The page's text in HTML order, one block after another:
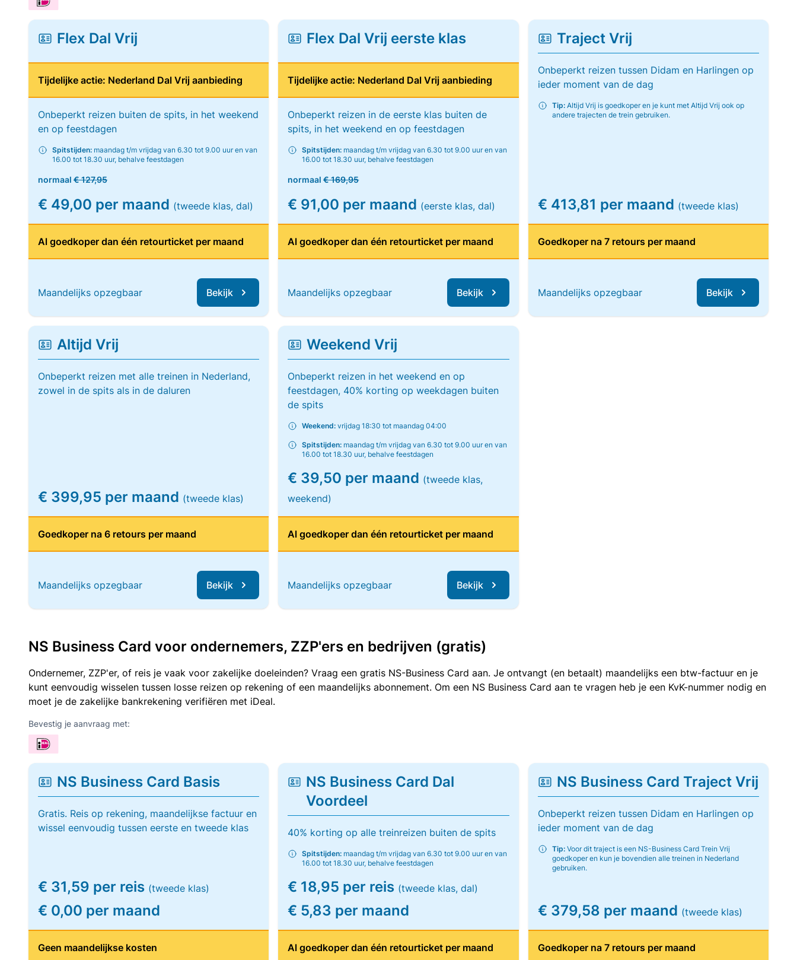
Flex Dal Vrij
Tijdelijke actie: Nederland Dal Vrij aanbieding
Onbeperkt reizen buiten de spits, in het weekend
en op feestdagen
Spitstijden: maandag t/m vrijdag van 6.30 tot 9.00 uur en van
16.00 tot 18.30 uur, behalve feestdagen
normaal € 127,95
€ 49,00 per maand (tweede klas, dal)
Al goedkoper dan één retourticket per maand
Maandelijks opzegbaar Bekijk
Flex Dal Vrij eerste klas
Tijdelijke actie: Nederland Dal Vrij aanbieding
Onbeperkt reizen in de eerste klas buiten de
spits, in het weekend en op feestdagen
Spitstijden: maandag t/m vrijdag van 6.30 tot 9.00 uur en van
16.00 tot 18.30 uur, behalve feestdagen
normaal€ 169,95
€ 91,00 per maand (eerste klas, dal)
Al goedkoper dan één retourticket per maand
Maandelijks opzegbaar Bekijk
Traject Vrij
Onbeperkt reizen tussen Didam en Harlingen op
ieder moment van de dag
Tip:Altijd Vrij is goedkoper en je kunt met Altijd Vrij ook op
andere trajecten de trein gebruiken.
€ 413,81 per maand (tweede klas)
Goedkoper na 7 retours per maand
Maandelijks opzegbaar Bekijk
Altijd Vrij
Onbeperkt reizen met alle treinen in Nederland,
zowel in de spits als in de daluren
€ 399,95 per maand (tweede klas)
Goedkoper na 6 retours per maand
Maandelijks opzegbaar Bekijk
Weekend Vrij
Onbeperkt reizen in het weekend en op
feestdagen, 40% korting op weekdagen buiten
de spits
Weekend: vrijdag 18:30 tot maandag 04:00
Spitstijden: maandag t/m vrijdag van 6.30 tot 9.00 uur en van
16.00 tot 18.30 uur, behalve feestdagen
€ 39,50 per maand (tweede klas,
weekend)
Al goedkoper dan één retourticket per maand
Maandelijks opzegbaar Bekijk
NS Business Card voor ondernemers, ZZP'ers en bedrijven (gratis)
Ondernemer, ZZP'er, of reis je vaak voor zakelijke doeleinden? Vraag een gratis NS-Business Card aan. Je ontvangt (en betaalt) maandelijks een btw-factuur en je
kunt eenvoudig wisselen tussen losse reizen op rekening of een maandelijks abonnement. Om een NS Business Card aan te vragen heb je een KvK-nummer nodig en
moet je de zakelijke bankrekening verifiëren met iDeal.
Bevestig je aanvraag met:
NS Business Card Basis
Gratis. Reis op rekening, maandelijkse factuur en
wissel eenvoudig tussen eerste en tweede klas
€ 31,59 per reis (tweede klas)
€ 0,00 per maand
Geen maandelijkse kosten
NS Business Card Dal
Voordeel
40% korting op alle treinreizen buiten de spits
Spitstijden: maandag t/m vrijdag van 6.30 tot 9.00 uur en van
16.00 tot 18.30 uur, behalve feestdagen
€ 18,95 per reis (tweede klas, dal)
€ 5,83 per maand
Al goedkoper dan één retourticket per maand
NS Business Card Traject Vrij
Onbeperkt reizen tussen Didam en Harlingen op
ieder moment van de dag
Tip:Voor dit traject is een NS-Business Card Trein Vrij
goedkoper en kun je bovendien alle treinen in Nederland
gebruiken.
€ 379,58 per maand (tweede klas)
Goedkoper na 7 retours per maand